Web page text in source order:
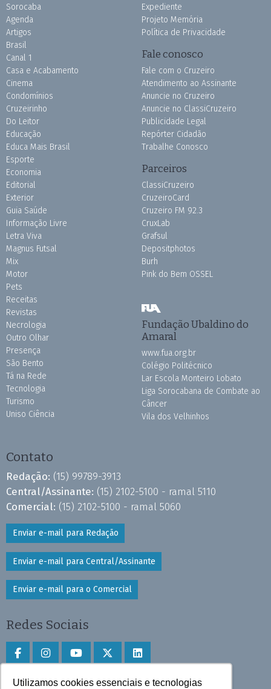
Utilizamos cookies essenciais e tecnologias
Sorocaba
Agenda
Artigos
Brasil
Canal 1
Casa e Acabamento
Cinema
Condomínios
Cruzeirinho
Do Leitor
Educação
Educa Mais Brasil
Esporte
Economia
Editorial
Exterior
Guia Saúde
Informação Livre
Letra Viva
Magnus Futsal
Mix
Motor
Pets
Receitas
Revistas
Necrologia
Outro Olhar
Presença
São Bento
Tá na Rede
Tecnologia
Turismo
Uniso Ciência
Expediente
Projeto Memória
Política de Privacidade
Fale conosco
Fale com o Cruzeiro
Atendimento ao Assinante
Anuncie no Cruzeiro
Anuncie no ClassiCruzeiro
Publicidade Legal
Repórter Cidadão
Trabalhe Conosco
Parceiros
ClassiCruzeiro
CruzeiroCard
Cruzeiro FM 92.3
CruxLab
Grafsul
Depositphotos
Burh
Pink do Bem OSSEL
Fundação Ubaldino do
Amaral
www.fua.org.br
Colégio Politécnico
Lar Escola Monteiro Lobato
Liga Sorocabana de Combate ao
Câncer
Vila dos Velhinhos
Contato
Redação: (15) 99789-3913
Central/Assinante: (15) 2102-5100 - ramal 5110
Comercial: (15) 2102-5100 - ramal 5060
Enviar e-mail para Redação
Enviar e-mail para Central/Assinante
Enviar e-mail para o Comercial
Redes Sociais